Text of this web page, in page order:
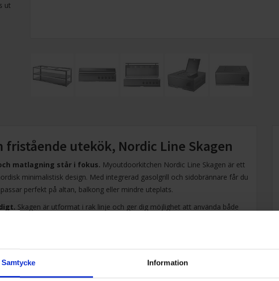
Samtycke Information
ut
utekök, Nordic Line Skagen
matlagning står i fokus. Myoutdoorkitchen Nordic Line Skagen är ett
minimalistisk design. Med integrerad gasolgrill och sidobrännare får du
perfekt på altan, balkong eller mindre uteplats.
Skagen är utformat i rak linje och ger dig möjlighet att använda både
Det gör det enkelt att laga en hel måltid utomhus, från huvudrätt till
i rostfritt stål skapar dessutom ett enhetligt och modernt intryck.
att bygga vidare.Uteköket har två öppna hyllplan som ger smidig
stekpannor. Nordic Line-serien är dessutom flexibel och modulär, vilket
fler moduler efter behov. Modulerna kan placeras i valfri ordning och